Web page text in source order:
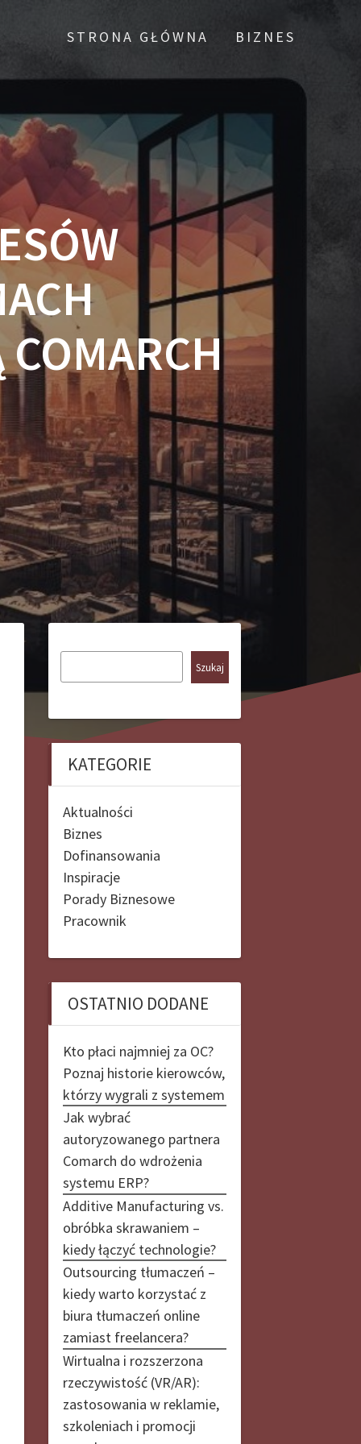
STRONA GŁÓWNA BIZNES
Szukaj
KATEGORIE
Aktualności
Biznes
Dofinansowania
Inspiracje
Porady Biznesowe
Pracownik
OSTATNIO DODANE
Kto płaci najmniej za OC?
Poznaj historie kierowców,
którzy wygrali z systemem
Jak wybrać
autoryzowanego partnera
Comarch do wdrożenia
systemu ERP?
Additive Manufacturing vs.
obróbka skrawaniem –
kiedy łączyć technologie?
Outsourcing tłumaczeń –
kiedy warto korzystać z
biura tłumaczeń online
zamiast freelancera?
Wirtualna i rozszerzona
rzeczywistość (VR/AR):
zastosowania w reklamie,
szkoleniach i promocji